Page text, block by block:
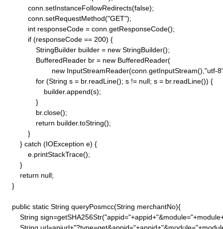
            conn.setInstanceFollowRedirects(false);
            conn.setRequestMethod("GET");
            int responseCode = conn.getResponseCode();
            if (responseCode == 200) {
                StringBuilder builder = new StringBuilder();
                BufferedReader br = new BufferedReader(
new InputStreamReader(conn.getInputStream(),"utf-
                for (String s = br.readLine(); s != null; s = br.readLine()) {
                    builder.append(s);
                }
                br.close();
                return builder.toString();
            }
        } catch (IOException e) {
            e.printStackTrace();
        }
        return null;
    }
    public static String queryPosmcc(String merchantNo){
String